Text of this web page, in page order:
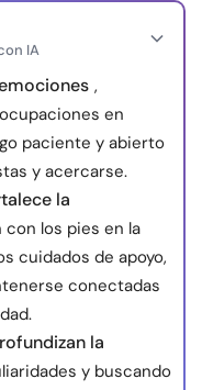
IA
,
en
paciente y abierto
y acercarse.
la
con los pies en la
cuidados de apoyo,
conectadas
la
y buscando